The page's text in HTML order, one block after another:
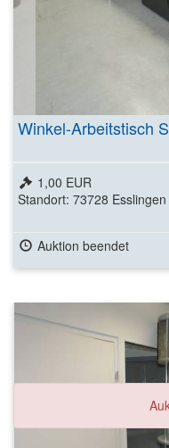
Winkel-Arbeitstisch
1,00 EUR
Standort: 73728
Auktion beendet